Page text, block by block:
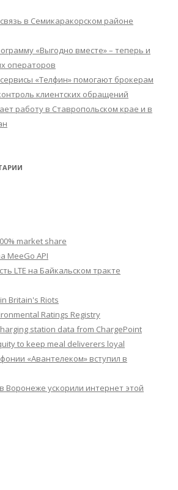
в Семикаракорском районе
«Выгодно вместе» – теперь и
операторов
«Телфин» помогают брокерам
клиентских обращений
работу в Ставропольском крае и в
market share
MeeGo API
LTE на Байкальском тракте
Britain's Riots
Ratings Registry
station data from ChargePoint
to keep meal deliverers loyal
«Авантелеком» вступил в
Воронеже ускорили интернет этой